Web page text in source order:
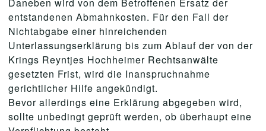
entstandenen Abmahnkosten. Für den Fall der
Nichtabgabe einer hinreichenden
Unterlassungserklärung bis zum Ablauf der von der
Krings Reyntjes Hochheimer Rechtsanwälte
gesetzten Frist, wird die Inanspruchnahme
gerichtlicher Hilfe angekündigt.
Bevor allerdings eine Erklärung abgegeben wird,
sollte unbedingt geprüft werden, ob überhaupt eine